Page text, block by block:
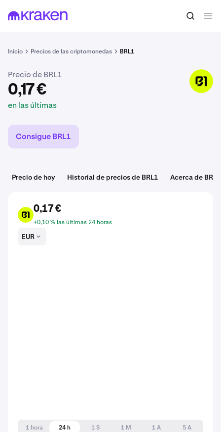
Inicio Precios de las criptomonedas BRL1
0,17 € Comprar BRL1
Precio de BRL1
0,17 €
en las últimas
BRL1
Consigue BRL1
Precio de hoy Historial de precios de BRL1 Acerca de BRL1
BRL1
0,17 €
+0,10 % las últimas 24 horas
EUR
1 hora 24 h 1 S 1 M 1 A
5 A